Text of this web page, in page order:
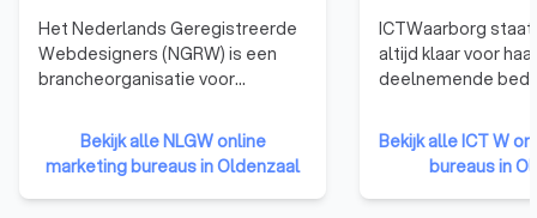
Het Nederlands Geregistreerde
Webdesigners (NGRW) is een
brancheorganisatie voor
die zijn aangesloten bij NGRW
hebben namelijk bewezen over
de nodige kennis, ervaring en
vaardigheden te beschikken om
Bekijk alle NLGW online
marketing bureaus in Oldenzaal
ICTWaarborg
altijd klaar voor haar
deelnemende
netwerkevents. De
documenten van
zijn dé norm in de
zorgen ervoor dat
Bekijk alle ICT W
bureaus in